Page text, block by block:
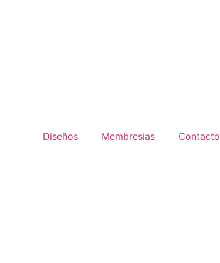
Diseños Membresias Contacto